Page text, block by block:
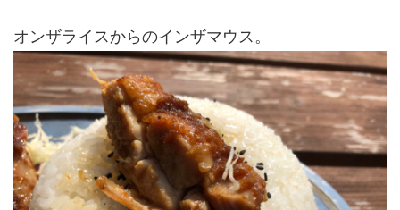
オンザライスからのインザマウス。